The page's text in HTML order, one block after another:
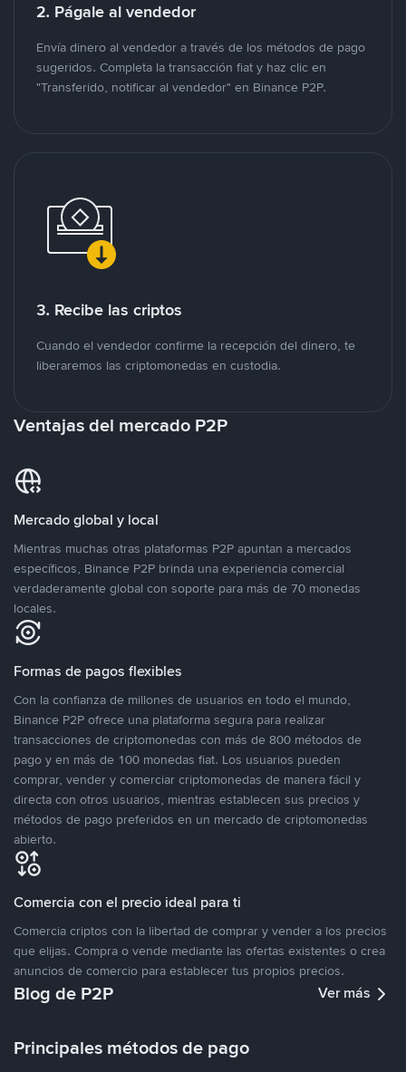
2. Págale al vendedor
Envía dinero al vendedor a través de los métodos de pago
sugeridos. Completa la transacción fiat y haz clic en
"Transferido, notificar al vendedor" en Binance P2P.
3. Recibe las criptos
Cuando el vendedor confirme la recepción del dinero, te
liberaremos las criptomonedas en custodia.
Ventajas del mercado P2P
Mercado global y local
Mientras muchas otras plataformas P2P apuntan a mercados
específicos, Binance P2P brinda una experiencia comercial
verdaderamente global con soporte para más de 70 monedas
locales.
Formas de pagos flexibles
Con la confianza de millones de usuarios en todo el mundo,
Binance P2P ofrece una plataforma segura para realizar
transacciones de criptomonedas con más de 800 métodos de
pago y en más de 100 monedas fiat. Los usuarios pueden
comprar, vender y comerciar criptomonedas de manera fácil y
directa con otros usuarios, mientras establecen sus precios y
métodos de pago preferidos en un mercado de criptomonedas
abierto.
Comercia con el precio ideal para ti
Comercia criptos con la libertad de comprar y vender a los precios
que elijas. Compra o vende mediante las ofertas existentes o crea
anuncios de comercio para establecer tus propios precios.
Blog de P2P Ver más
Principales métodos de pago